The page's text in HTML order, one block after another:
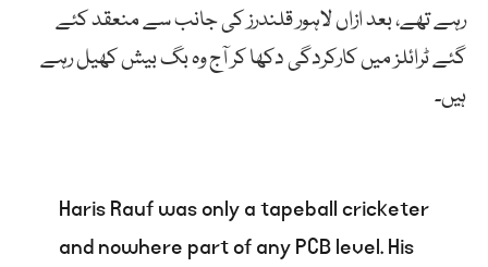
رہے تھے، بعد ازاں لاہور قلندرز کی جانب سے منعقد کئے
گئے ٹرائلز میں کارکردگی دکھا کر آج وہ بگ بیش کھیل رہے
ہیں۔
Haris Rauf was only a tapeball cricketer
and nowhere part of any PCB level. His